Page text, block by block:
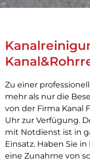
Zu einer
mehr als nur die
von der Firma Kanal
Uhr zur Verfügung.
mit Notdienst ist in
Einsatz. Haben Sie
eine Zunahme von